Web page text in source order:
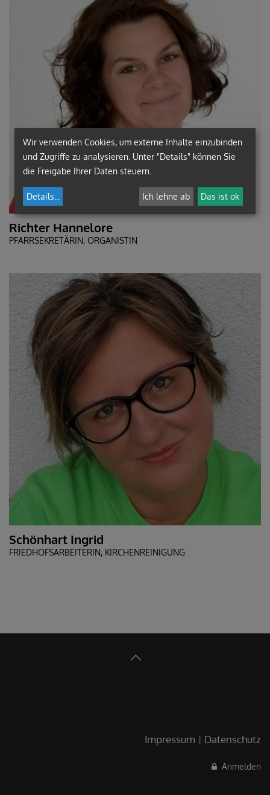
Richter Hannelore
PFARRSEKRETÄRIN, ORGANISTIN
Schönhart Ingrid
FRIEDHOFSARBEITERIN, KIRCHENREINIGUNG
Impressum Datenschutz
Anmelden
Wir verwenden Cookies, um externe Inhalte einzubinden
und Zugriffe zu analysieren. Unter "Details" können Sie
die Freigabe Ihrer Daten steuern.
Details Ich lehne ab Das ist ok